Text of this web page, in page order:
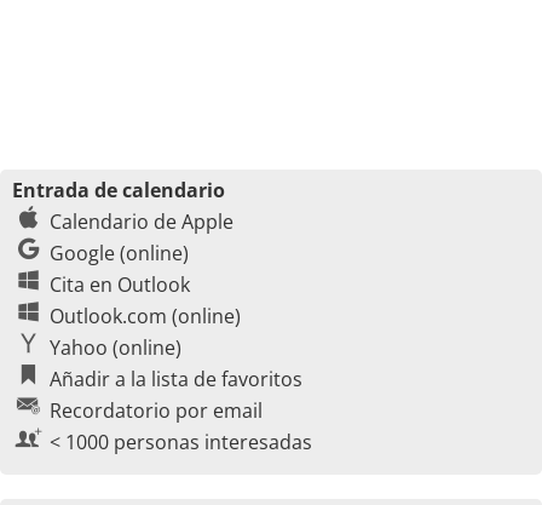
Entrada de calendario
Calendario de Apple
Google (online)
Cita en Outlook
Outlook.com (online)
Yahoo (online)
Añadir a la lista de favoritos
Recordatorio por email
< 1000 personas interesadas